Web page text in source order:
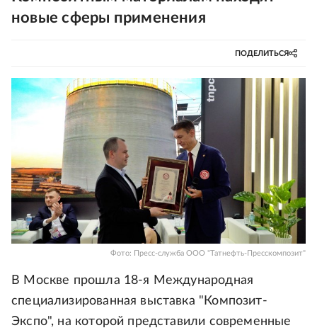
новые сферы применения
ПОДЕЛИТЬСЯ
Фото: Пресс-служба ООО "Татнефть-Пресскомпозит"
В Москве прошла 18-я Международная
специализированная выставка "Композит-
Экспо", на которой представили современные